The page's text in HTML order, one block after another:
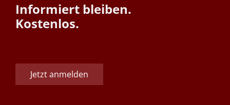
Informiert bleiben.
Kostenlos.
Jetzt anmelden